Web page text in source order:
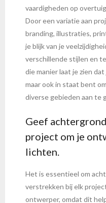
vaardigheden op
Door een variatie aan
branding, illustraties,
je blijk van je
verschillende stijlen en
die manier laat je zien
maar ook in staat bent
diverse gebieden aan te
Geef
project om je
lichten.
Het is essentieel om
verstrekken bij elk
ontwerper, omdat dit